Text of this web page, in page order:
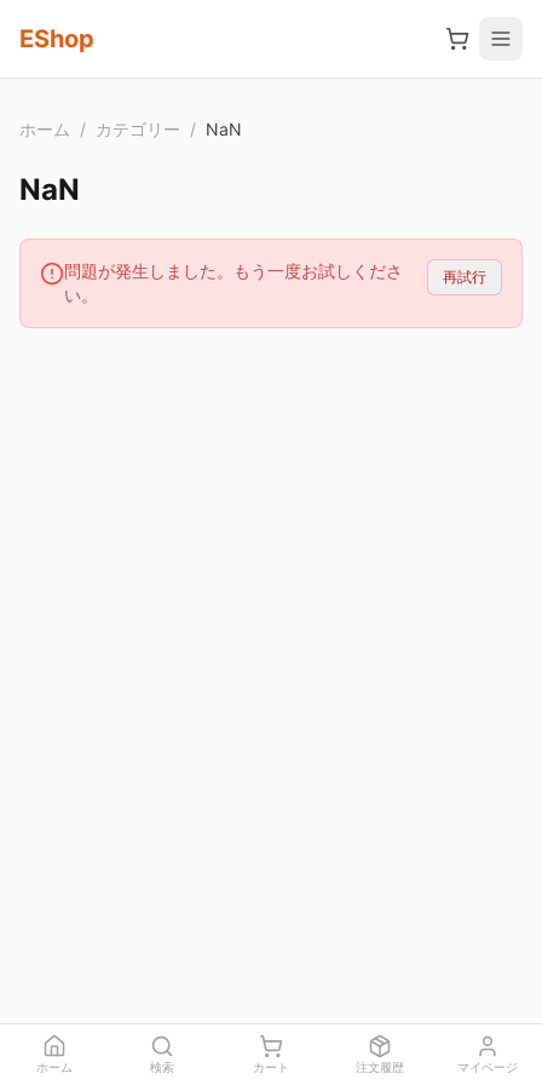
EShop
ホーム / カテゴリー / NaN
NaN
問題が発生しました。もう一度お試しくださ
い。
再試行
ホーム 検索 カート 注文履歴 マイページ